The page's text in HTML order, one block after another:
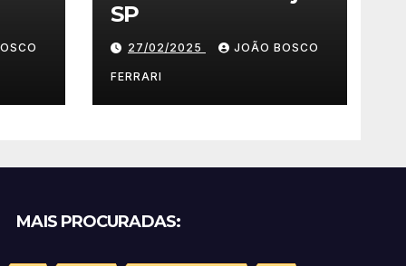
SP
27/02/2025 JOÃO BOSCO
FERRARI
MAIS PROCURADAS: